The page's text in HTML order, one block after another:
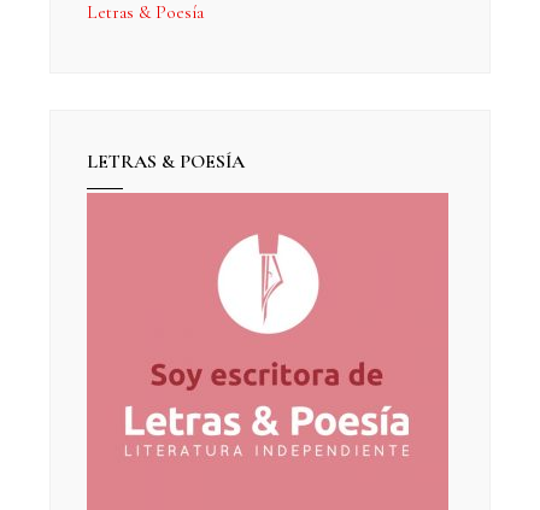
Letras & Poesía
LETRAS & POESÍA